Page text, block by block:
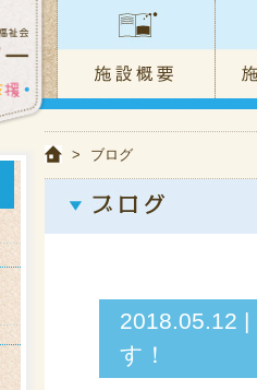
> ブログ
2018.05.12
す！